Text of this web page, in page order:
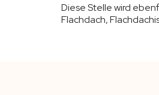
Diese Stelle wird
Flachdach,